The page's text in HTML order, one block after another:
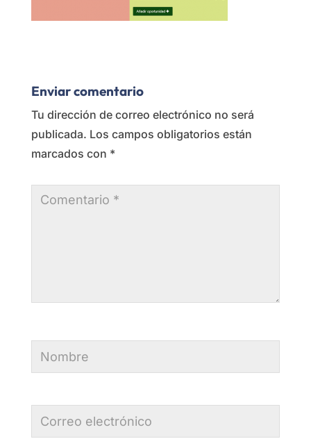
Enviar comentario
Tu dirección de correo electrónico no será
publicada. Los campos obligatorios están
marcados con *